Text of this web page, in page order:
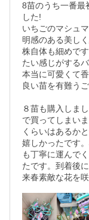
8苗のうち一番最
した!
いちごのマシュ
明感のある美し
株自体も細めで
たい感じがする
本当に可愛くて
良い苗を有難う
８苗も購入しま
で買ってしまい
くらいはあるか
嬉しかったです
も丁寧に運んで
たです。到着後
来春素敵な花を